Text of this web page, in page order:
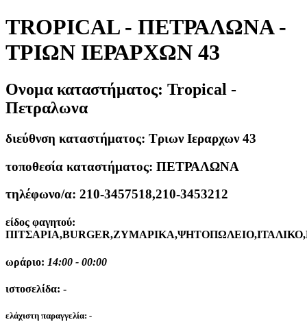
TROPICAL - ΠΕΤΡΑΛΩΝΑ -
ΤΡΙΩΝ ΙΕΡΑΡΧΩΝ 43
Ονομα καταστήματος: Tropical -
Πετραλωνα
διεύθνση καταστήματος: Τριων Ιεραρχων 43
τοποθεσία καταστήματος: ΠΕΤΡΑΛΩΝΑ
τηλέφωνο/α: 210-3457518,210-3453212
είδος φαγητού:
ωράριο: 14:00 - 00:00
ιστοσελίδα: -
ελάχιστη παραγγελία: -